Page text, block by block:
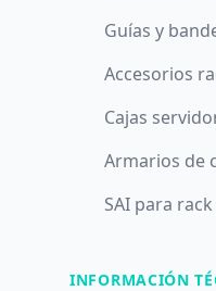
Guías y
Accesorios
Cajas
Armarios de
SAI para
INFORMACIÓN